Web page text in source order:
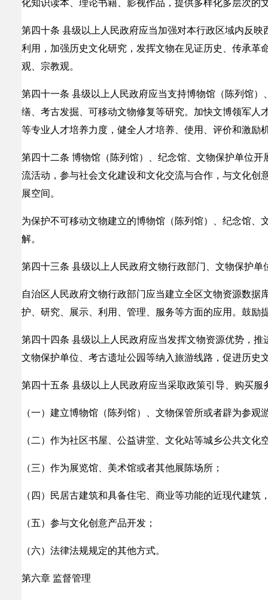
化知识读本、理论书籍、影视作品，提供多样化多层次
第四十条 县级以上人民政府应当加强对本行政区域内反
利用，加强历史文化研究，发挥文物在见证历史、传承
观、宗教观。
第四十一条 县级以上人民政府应当支持博物馆（陈列馆
缮、考古发掘、可移动文物修复等研究。加快文博领军
等专业人才培养力度，健全人才培养、使用、评价和激励
第四十二条 博物馆（陈列馆）、纪念馆、文物保护单位
流活动，参与社会文化建设和文化交流与合作，与文化
展空间。
为保护不可移动文物建立的博物馆（陈列馆）、纪念馆
解。
第四十三条 县级以上人民政府文物行政部门、文物保护
自治区人民政府文物行政部门应当建立全区文物资源数
护、研究、展示、利用、管理、服务等方面的应用。鼓励
第四十四条 县级以上人民政府应当发挥文物资源优势，
文物保护单位、考古遗址公园等纳入旅游线路，促进历史
第四十五条 县级以上人民政府应当采取政策引导、购买
（一）建立博物馆（陈列馆）、文物保管所或者辟为参观
（二）作为社区书屋、公益讲堂、文化站等城乡公共文化
（三）作为展览馆、美术馆或者其他展陈场所；
（四）民居古建筑和具备住宅、商业等功能的近现代建
（五）参与文化创意产品开发；
（六）法律法规规定的其他方式。
第六章 监督管理